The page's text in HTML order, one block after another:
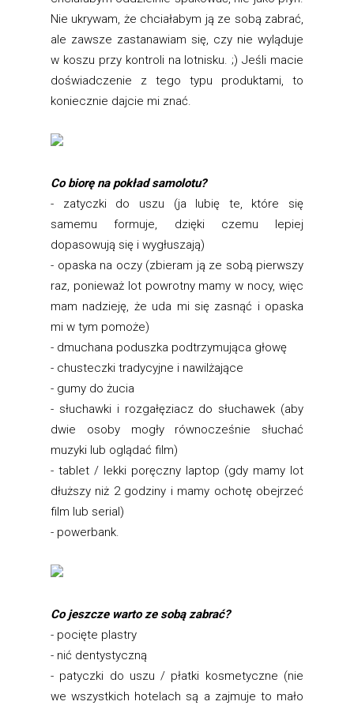
Nie ukrywam, że chciałabym ją ze sobą zabrać,
ale zawsze zastanawiam się, czy nie wyląduje
w koszu przy kontroli na lotnisku. ;) Jeśli macie
doświadczenie z tego typu produktami, to
koniecznie dajcie mi znać.
Co biorę na pokład samolotu?
- zatyczki do uszu (ja lubię te, które się
samemu formuje, dzięki czemu lepiej
dopasowują się i wygłuszają)
- opaska na oczy (zbieram ją ze sobą pierwszy
raz, ponieważ lot powrotny mamy w nocy, więc
mam nadzieję, że uda mi się zasnąć i opaska
mi w tym pomoże)
- dmuchana poduszka podtrzymująca głowę
- chusteczki tradycyjne i nawilżające
- gumy do żucia
- słuchawki i rozgałęziacz do słuchawek (aby
dwie osoby mogły równocześnie słuchać
muzyki lub oglądać film)
- tablet / lekki poręczny laptop (gdy mamy lot
dłuższy niż 2 godziny i mamy ochotę obejrzeć
film lub serial)
- powerbank.
Co jeszcze warto ze sobą zabrać?
- pocięte plastry
- nić dentystyczną
- patyczki do uszu / płatki kosmetyczne (nie
we wszystkich hotelach są a zajmuje to mało